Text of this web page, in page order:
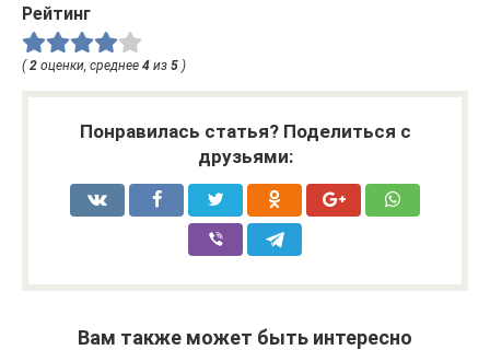
Рейтинг
(2 оценки, среднее 4 из 5 )
Понравилась статья? Поделиться с
друзьями:
Вам также может быть интересно